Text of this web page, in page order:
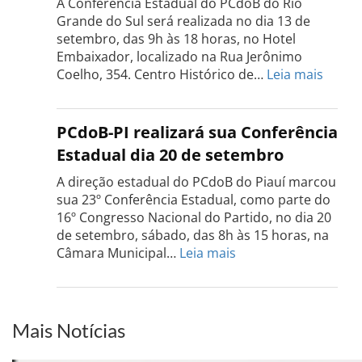
dia
18
de
setembro
Grande do Sul será realizada no dia 13 de
setembro, das 9h às 18 horas, no Hotel
Embaixador, localizado na Rua Jerônimo
Coelho, 354. Centro Histórico de… Leia mais
do
PCdoB
Rio
do
Sul
dia
PCdoB-PI realizará sua Conferência
Estadual dia 20 de setembro
A direção estadual do PCdoB do Piauí marcou
sua 23º Conferência Estadual, como parte do
16º Congresso Nacional do Partido, no dia 20
de setembro, sábado, das 8h às 15 horas, na
Câmara Municipal… Leia mais
PI
Mais Notícias